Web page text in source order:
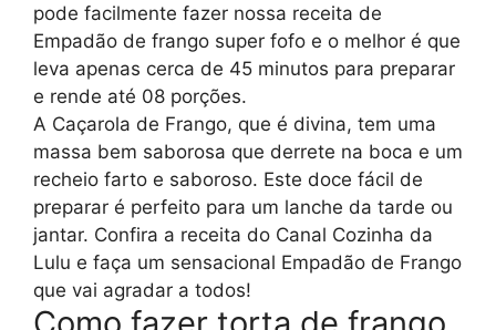
pode facilmente fazer nossa receita de
Empadão de frango super fofo e o melhor é que
leva apenas cerca de 45 minutos para preparar
e rende até 08 porções.
A Caçarola de Frango, que é divina, tem uma
massa bem saborosa que derrete na boca e um
recheio farto e saboroso. Este doce fácil de
preparar é perfeito para um lanche da tarde ou
jantar. Confira a receita do Canal Cozinha da
Lulu e faça um sensacional Empadão de Frango
que vai agradar a todos!